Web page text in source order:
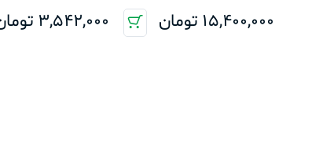
15,400,000 تومان 3,542,000